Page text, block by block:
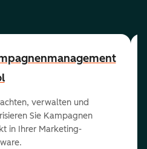
verwalten und
Sie Kampagnen
in Ihrer Marketing-